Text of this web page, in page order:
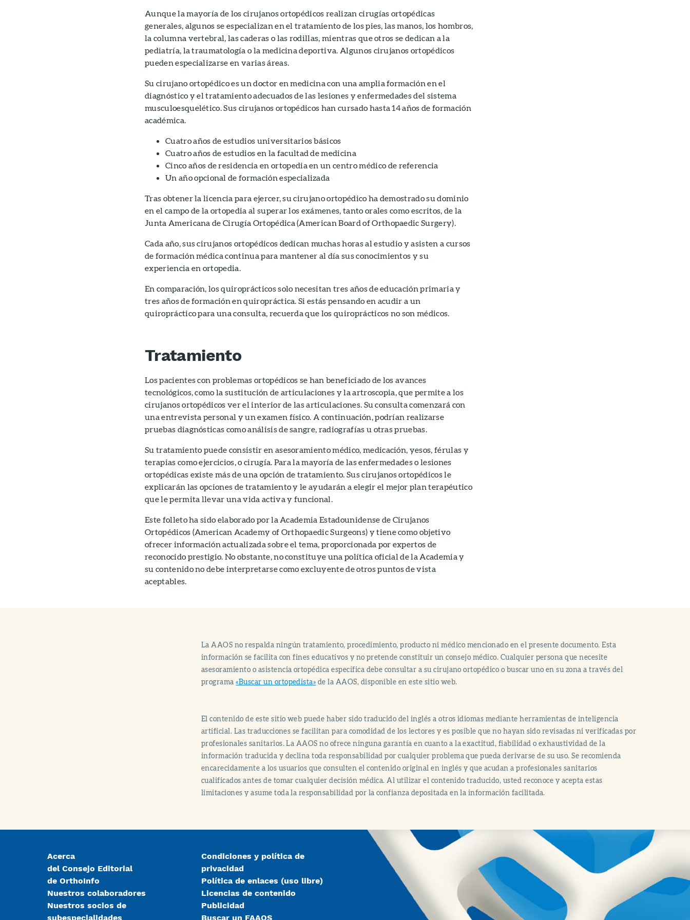
Aunque la mayoría de los cirujanos ortopédicos realizan cirugías ortopédicas
generales, algunos se especializan en el tratamiento de los pies, las manos, los hombros,
la columna vertebral, las caderas o las rodillas, mientras que otros se dedican a la
pediatría, la traumatología o la medicina deportiva. Algunos cirujanos ortopédicos
pueden especializarse en varias áreas.
Su cirujano ortopédico es un doctor en medicina con una amplia formación en el
diagnóstico y el tratamiento adecuados de las lesiones y enfermedades del sistema
musculoesquelético. Sus cirujanos ortopédicos han cursado hasta 14 años de formación
académica.
Cuatro años de estudios universitarios básicos
Cuatro años de estudios en la facultad de medicina
Cinco años de residencia en ortopedia en un centro médico de referencia
Un año opcional de formación especializada
Tras obtener la licencia para ejercer, su cirujano ortopédico ha demostrado su dominio
en el campo de la ortopedia al superar los exámenes, tanto orales como escritos, de la
Junta Americana de Cirugía Ortopédica (American Board of Orthopaedic Surgery).
Cada año, sus cirujanos ortopédicos dedican muchas horas al estudio y asisten a cursos
de formación médica continua para mantener al día sus conocimientos y su
experiencia en ortopedia.
En comparación, los quiroprácticos solo necesitan tres años de educación primaria y
tres años de formación en quiropráctica. Si estás pensando en acudir a un
quiropráctico para una consulta, recuerda que los quiroprácticos no son médicos.
Tratamiento
Los pacientes con problemas ortopédicos se han beneficiado de los avances
tecnológicos, como la sustitución de articulaciones y la artroscopia, que permite a los
cirujanos ortopédicos ver el interior de las articulaciones. Su consulta comenzará con
una entrevista personal y un examen físico. A continuación, podrían realizarse
pruebas diagnósticas como análisis de sangre, radiografías u otras pruebas.
Su tratamiento puede consistir en asesoramiento médico, medicación, yesos, férulas y
terapias como ejercicios, o cirugía. Para la mayoría de las enfermedades o lesiones
ortopédicas existe más de una opción de tratamiento. Sus cirujanos ortopédicos le
explicarán las opciones de tratamiento y le ayudarán a elegir el mejor plan terapéutico
que le permita llevar una vida activa y funcional.
Este folleto ha sido elaborado por la Academia Estadounidense de Cirujanos
Ortopédicos (American Academy of Orthopaedic Surgeons) y tiene como objetivo
ofrecer información actualizada sobre el tema, proporcionada por expertos de
reconocido prestigio. No obstante, no constituye una política oficial de la Academia y
su contenido no debe interpretarse como excluyente de otros puntos de vista
aceptables.
La AAOS no respalda ningún tratamiento, procedimiento, producto ni médico mencionado en el presente documento. Esta
información se facilita con fines educativos y no pretende constituir un consejo médico. Cualquier persona que necesite
asesoramiento o asistencia ortopédica específica debe consultar a su cirujano ortopédico o buscar uno en su zona a través del
programa«Buscar un ortopedista» de la AAOS, disponible en este sitio web.
El contenido de este sitio web puede haber sido traducido del inglés a otros idiomas mediante herramientas de inteligencia
artificial. Las traducciones se facilitan para comodidad de los lectores y es posible que no hayan sido revisadas ni verificadas por
profesionales sanitarios. La AAOS no ofrece ninguna garantía en cuanto a la exactitud, fiabilidad o exhaustividad de la
información traducida y declina toda responsabilidad por cualquier problema que pueda derivarse de su uso. Se recomienda
encarecidamente a los usuarios que consulten el contenido original en inglés y que acudan a profesionales sanitarios
cualificados antes de tomar cualquier decisión médica. Al utilizar el contenido traducido, usted reconoce y acepta estas
limitaciones y asume toda la responsabilidad por la confianza depositada en la información facilitada.
Acerca
del Consejo Editorial
de OrthoInfo
Nuestros colaboradores
Nuestros socios de
subespecialidades
Condiciones y política de
privacidad
Política de enlaces (uso libre)
Licencias de contenido
Publicidad
Buscar un FAAOS